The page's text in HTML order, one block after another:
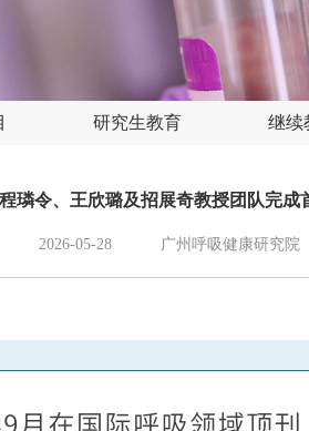
研究生教育 继续
璘令、王欣璐及招展奇教授团队完
2026-05-28 广州呼吸健康研究院